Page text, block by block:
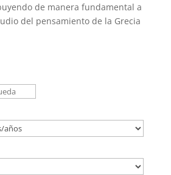
de manera fundamental a
del pensamiento de la Grecia